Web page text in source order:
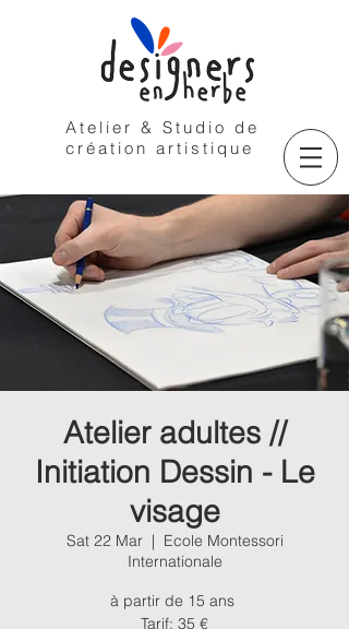
Atelier & Studio de
création artistique
Atelier adultes //
Initiation Dessin - Le
visage
Sat 22 Mar
  |
Ecole Montessori
Internationale
à partir de 15 ans